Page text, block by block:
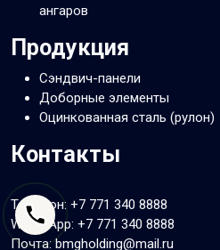
ангаров
Продукция
Сэндвич-панели
Доборные элементы
Оцинкованная сталь (рулон)
Контакты
Телефон: +7 771 340 8888
WhatsApp: +7 771 340 8888
Почта: bmgholding@mail.ru